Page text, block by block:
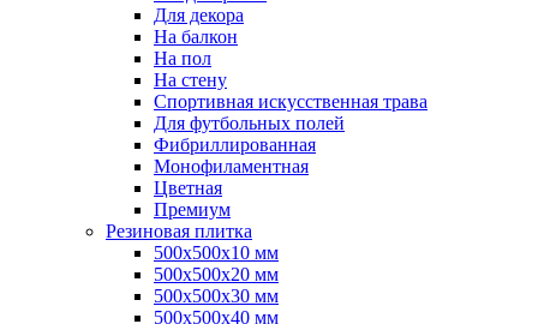
Для декора
На балкон
На пол
На стену
Спортивная искусственная трава
Для футбольных полей
Фибриллированная
Монофиламентная
Цветная
Премиум
Резиновая плитка
500х500х10 мм
500х500х20 мм
500х500х30 мм
500х500х40 мм